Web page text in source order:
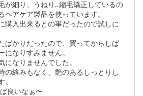
が細り、うねり‥縮毛矯正しているの
ヘアケア製品を使っています。
購入出来るとの事だったので試しに
ばかりだったので、買ってからしば
になりすみません。
になりませんでした。
の絡みもなく、艶のあるしっとりし
。
良いなぁ〜